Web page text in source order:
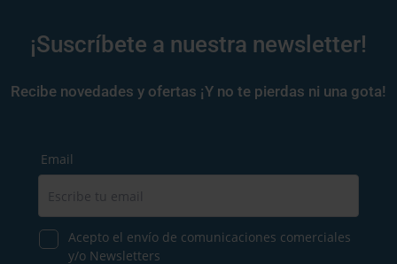
¡Suscríbete a nuestra newsletter!
Recibe novedades y ofertas ¡Y no te pierdas ni una gota!